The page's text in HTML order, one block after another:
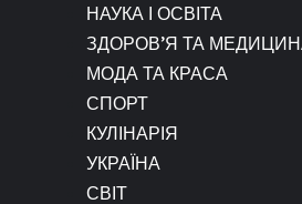
НАУКА І ОСВІТА
ЗДОРОВ’Я ТА
МОДА ТА КРАСА
СПОРТ
КУЛІНАРІЯ
УКРАЇНА
СВІТ